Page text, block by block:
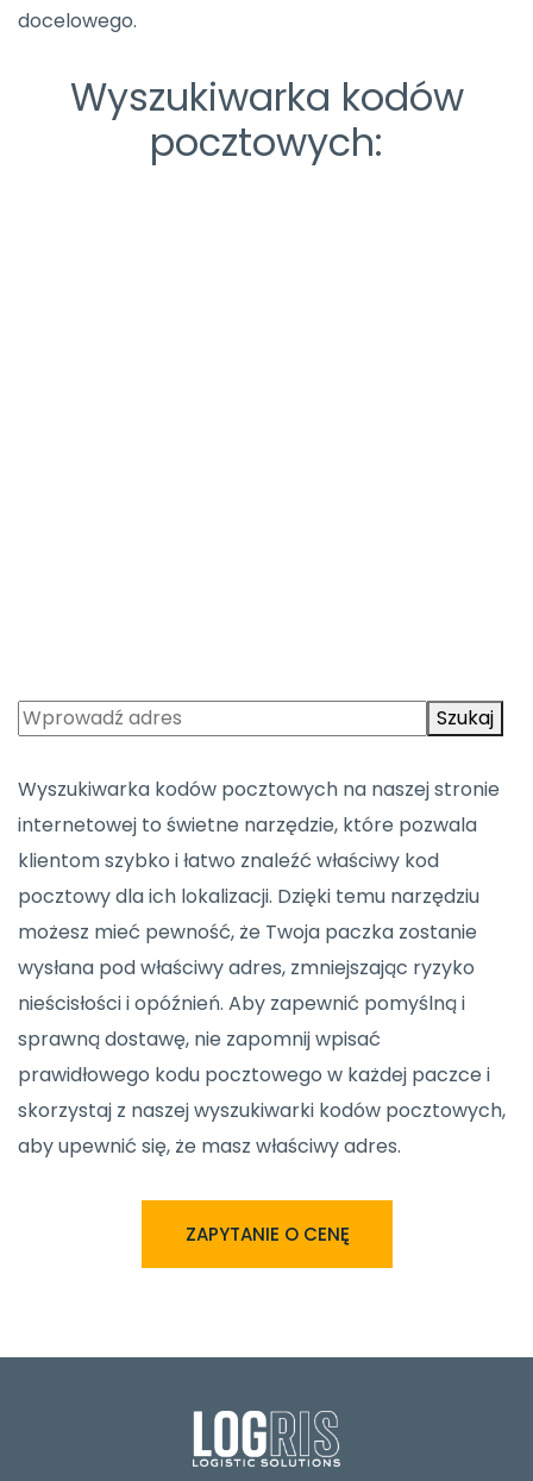
docelowego.
Wyszukiwarka kodów
pocztowych:
Szukaj
Wyszukiwarka kodów pocztowych na naszej stronie
internetowej to świetne narzędzie, które pozwala
klientom szybko i łatwo znaleźć właściwy kod
pocztowy dla ich lokalizacji. Dzięki temu narzędziu
możesz mieć pewność, że Twoja paczka zostanie
wysłana pod właściwy adres, zmniejszając ryzyko
nieścisłości i opóźnień. Aby zapewnić pomyślną i
sprawną dostawę, nie zapomnij wpisać
prawidłowego kodu pocztowego w każdej paczce i
skorzystaj z naszej wyszukiwarki kodów pocztowych,
aby upewnić się, że masz właściwy adres.
ZAPYTANIE O CENĘ